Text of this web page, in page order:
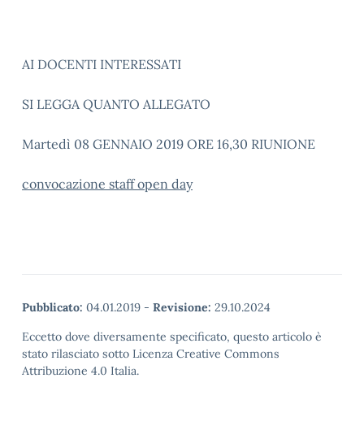
AI DOCENTI INTERESSATI
SI LEGGA QUANTO ALLEGATO
Martedì 08 GENNAIO 2019 ORE 16,30 RIUNIONE
convocazione staff open day
Pubblicato: 04.01.2019 - Revisione: 29.10.2024
Eccetto dove diversamente specificato, questo articolo è
stato rilasciato sotto Licenza Creative Commons
Attribuzione 4.0 Italia.